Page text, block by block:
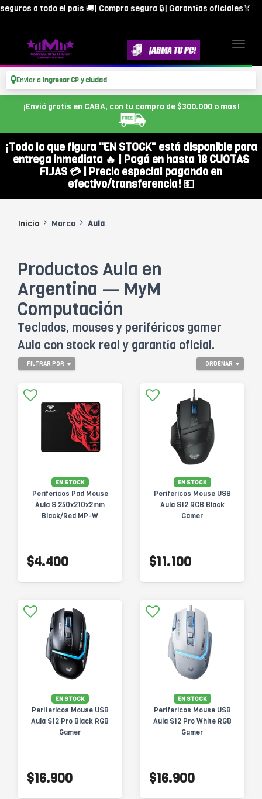
el país 🚚| Compra segura 🔒| Garantías oficiales🏅
Enviar a Ingresar CP y ciudad
¡Envió gratis en CABA, con tu compra de $300.000 o mas!
¡Todo lo que figura "EN STOCK" está disponible para
entrega inmediata 🔥 | Pagá en hasta 18 CUOTAS
FIJAS 💳 | Precio especial pagando en
efectivo/transferencia! 💵
Inicio Marca Aula
Productos Aula en
Argentina — MyM
Computación
Teclados, mouses y periféricos gamer
Aula con stock real y garantía oficial.
ORDENAR
FILTRAR POR
EN STOCK
Perifericos Pad Mouse
Aula S 250x210x2mm
Black/Red MP-W
$4.400
EN STOCK
Perifericos Mouse USB
Aula S12 RGB Black
Gamer
$11.100
EN STOCK
Perifericos Mouse USB
Aula S12 Pro Black RGB
Gamer
$16.900
EN STOCK
Perifericos Mouse USB
Aula S12 Pro White RGB
Gamer
$16.900